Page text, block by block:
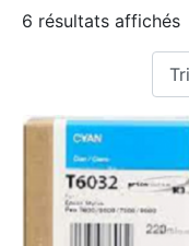
6 résultats affichés